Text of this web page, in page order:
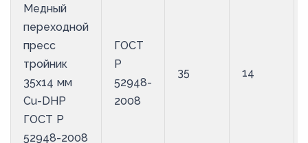
Медный
переходной
пресс
тройник
35х14 мм
Cu-DHP
ГОСТ Р
52948-2008
ГОСТ
Р
52948-
2008
35 14